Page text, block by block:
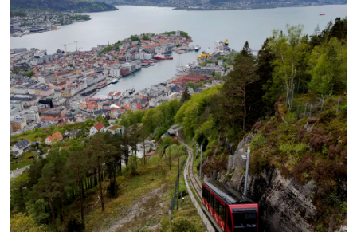
redningstjenesten